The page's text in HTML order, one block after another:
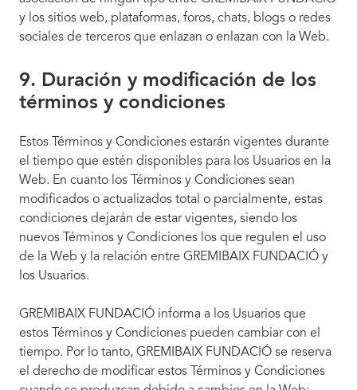
y los sitios web, plataformas, foros, chats, blogs o redes
sociales de terceros que enlazan o enlazan con la Web.
9. Duración y modificación de los
términos y condiciones
Estos Términos y Condiciones estarán vigentes durante
el tiempo que estén disponibles para los Usuarios en la
Web. En cuanto los Términos y Condiciones sean
modificados o actualizados total o parcialmente, estas
condiciones dejarán de estar vigentes, siendo los
nuevos Términos y Condiciones los que regulen el uso
de la Web y la relación entre GREMIBAIX FUNDACIÓ y
los Usuarios.
GREMIBAIX FUNDACIÓ informa a los Usuarios que
estos Términos y Condiciones pueden cambiar con el
tiempo. Por lo tanto, GREMIBAIX FUNDACIÓ se reserva
el derecho de modificar estos Términos y Condiciones